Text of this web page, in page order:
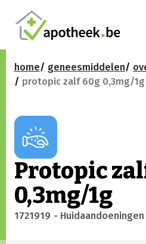
home geneesmiddelen
protopic zalf 60g 0,3mg/1g
Protopic
0,3mg/1g
1721919 - Huidaandoeningen